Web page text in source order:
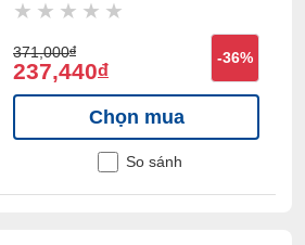
371,000đ
237,440đ
-36%
Chọn mua
So sánh